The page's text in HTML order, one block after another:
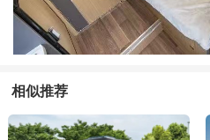
相似推荐